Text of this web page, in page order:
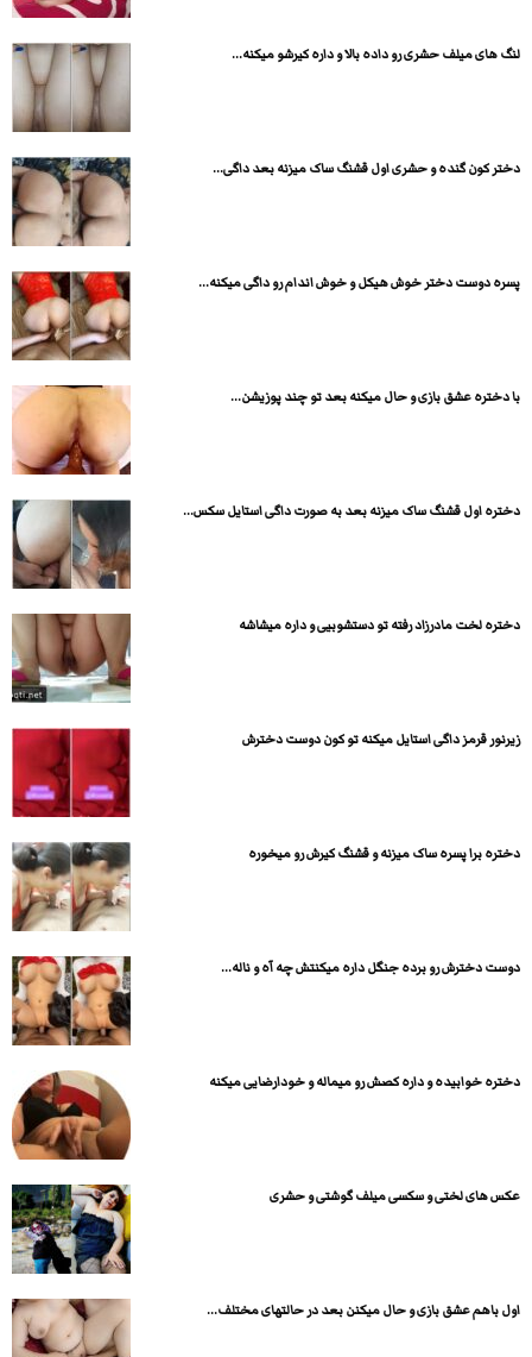
لنگ های میلف حشری رو داده بالا و داره کیرشو میکنه...
دختر کون گنده و حشری اول قشنگ ساک میزنه بعد داگی...
پسره دوست دختر خوش هیکل و خوش اندام رو داگی میکنه...
با دختره عشق بازی و حال میکنه بعد تو چند پوزیشن...
دختره اول قشنگ ساک میزنه بعد به صورت داگی استایل سکس...
دختره لخت مادرزاد رفته تو دستشوبیی و داره میشاشه
زیرنور قرمز داگی استایل میکنه تو کون دوست دخترش
دختره برا پسره ساک میزنه و قشنگ کیرش رو میخوره
دوست دخترش رو برده جنگل داره میکنتش چه آه و ناله...
دختره خوابیده و داره کصش رو میماله و خودارضایی میکنه
عکس های لختی و سکسی میلف گوشتی و حشری
اول باهم عشق بازی و حال میکنن بعد در حالتهای مختلف...